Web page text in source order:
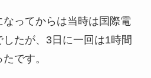
ってからは当時は国際電
たが、3日に一回は1時間
です。